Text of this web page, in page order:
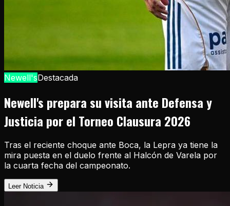
Newell'sDestacada
Newell's prepara su visita ante Defensa y
Justicia por el Torneo Clausura 2026
Tras el reciente choque ante Boca, la Lepra ya tiene la
mira puesta en el duelo frente al Halcón de Varela por
la cuarta fecha del campeonato.
Leer Noticia